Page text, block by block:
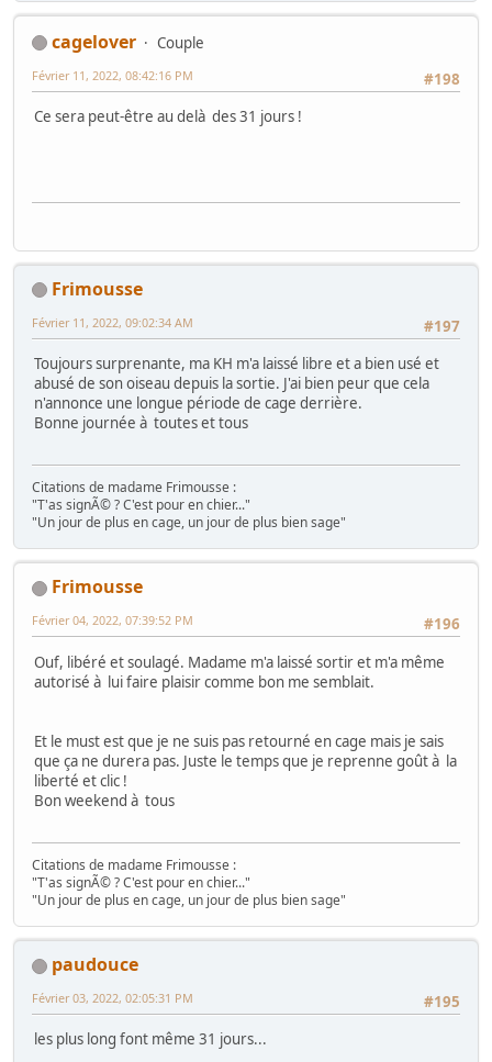
cagelover
Couple
#198
Février 11, 2022, 08:42:16 PM
Ce sera peut-être au delà des 31 jours !
Frimousse
#197
Février 11, 2022, 09:02:34 AM
Toujours surprenante, ma KH m'a laissé libre et a bien usé et
abusé de son oiseau depuis la sortie. J'ai bien peur que cela
n'annonce une longue période de cage derrière.
Bonne journée à toutes et tous
Citations de madame Frimousse :
"T'as signÃ© ? C'est pour en chier..."
"Un jour de plus en cage, un jour de plus bien sage"
Frimousse
#196
Février 04, 2022, 07:39:52 PM
Ouf, libéré et soulagé. Madame m'a laissé sortir et m'a même
autorisé à lui faire plaisir comme bon me semblait.
Et le must est que je ne suis pas retourné en cage mais je sais
que ça ne durera pas. Juste le temps que je reprenne goût à la
liberté et clic !
Bon weekend à tous
Citations de madame Frimousse :
"T'as signÃ© ? C'est pour en chier..."
"Un jour de plus en cage, un jour de plus bien sage"
paudouce
#195
Février 03, 2022, 02:05:31 PM
les plus long font même 31 jours...